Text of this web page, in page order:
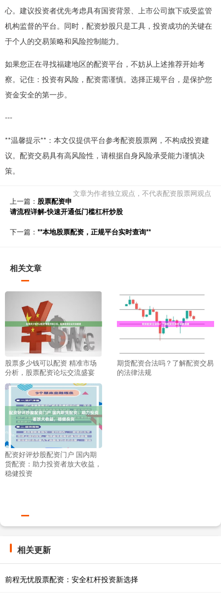
心。建议投资者优先考虑具有国资背景、上市公司旗下或受监管
机构监督的平台。同时，配资炒股只是工具，投资成功的关键在
于个人的交易策略和风险控制能力。
如果您正在寻找福建地区的配资平台，不妨从上述推荐开始考
察。记住：投资有风险，配资需谨慎。选择正规平台，是保护您
资金安全的第一步。
---
**温馨提示**：本文仅提供平台参考配资股票网，不构成投资建
议。配资交易具有高风险性，请根据自身风险承受能力谨慎决
策。
文章为作者独立观点，不代表配资股票网观点
上一篇： 股票配资申
请流程详解-快速开通低门槛杠杆炒股
下一篇： **本地股票配资，正规平台实时查询**
相关文章
股票多少钱可以配资 精准市场
分析，股票配资论坛交流盛宴
期货配资合法吗？了解配资交易
的法律法规
配资好评炒股配资门户 国内期
货配资：助力投资者放大收益，
稳健投资
相关更新
前程无忧股票配资：安全杠杆投资新选择